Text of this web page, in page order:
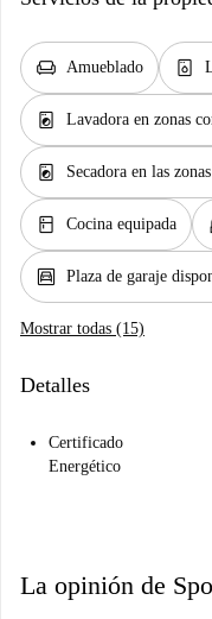
chair Amueblado dishwasher_gen
local_laundry_service Lavadora en zonas
local_laundry_service Secadora en las
kitchen Cocina equipada
garage Plaza de garaje
Mostrar todas (15)
Detalles
Certificado
Energético
La opinión de